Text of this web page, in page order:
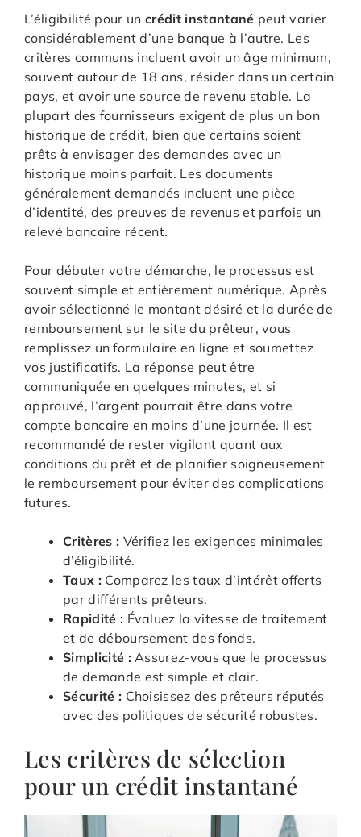
L’éligibilité pour uncrédit instantané peut varier
considérablement d’une banque à l’autre. Les
critères communs incluent avoir un âge minimum,
souvent autour de 18 ans, résider dans un certain
pays, et avoir une source de revenu stable. La
plupart des fournisseurs exigent de plus un bon
historique de crédit, bien que certains soient
prêts à envisager des demandes avec un
historique moins parfait. Les documents
généralement demandés incluent une pièce
d’identité, des preuves de revenus et parfois un
relevé bancaire récent.
Pour débuter votre démarche, le processus est
souvent simple et entièrement numérique. Après
avoir sélectionné le montant désiré et la durée de
remboursement sur le site du prêteur, vous
remplissez un formulaire en ligne et soumettez
vos justificatifs. La réponse peut être
communiquée en quelques minutes, et si
approuvé, l’argent pourrait être dans votre
compte bancaire en moins d’une journée. Il est
recommandé de rester vigilant quant aux
conditions du prêt et de planifier soigneusement
le remboursement pour éviter des complications
futures.
Critères : Vérifiez les exigences minimales
d’éligibilité.
Taux : Comparez les taux d’intérêt offerts
par différents prêteurs.
Rapidité : Évaluez la vitesse de traitement
et de déboursement des fonds.
Simplicité : Assurez-vous que le processus
de demande est simple et clair.
Sécurité : Choisissez des prêteurs réputés
avec des politiques de sécurité robustes.
Les critères de sélection
pour un crédit instantané